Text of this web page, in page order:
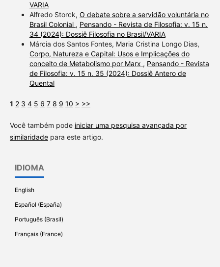
VARIA
Alfredo Storck, O debate sobre a servidão voluntária no
Brasil Colonial , Pensando - Revista de Filosofia: v. 15 n.
34 (2024): Dossiê Filosofia no Brasil/VARIA
Márcia dos Santos Fontes, Maria Cristina Longo Dias,
Corpo, Natureza e Capital: Usos e Implicações do
conceito de Metabolismo por Marx , Pensando - Revista
de Filosofia: v. 15 n. 35 (2024): Dossiê Antero de
Quental
1 2 3 4 5 6 7 8 9 10 > >>
Você também pode iniciar uma pesquisa avançada por
similaridadepara este artigo.
IDIOMA
English
Español (España)
Português (Brasil)
Français (France)